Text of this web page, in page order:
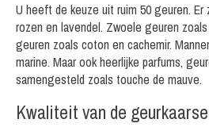
U heeft de keuze uit ruim 50 geuren.
rozen en lavendel. Zwoele geuren
geuren zoals coton en cachemir.
marine. Maar ook heerlijke parfums,
samengesteld zoals touche de mauve.
Kwaliteit van de